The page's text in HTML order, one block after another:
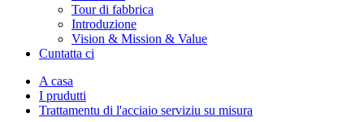
Tour di fabbrica
Introduzione
Vision & Mission & Value
Cuntatta ci
A casa
I prudutti
Trattamentu di l'acciaio serviziu su misura